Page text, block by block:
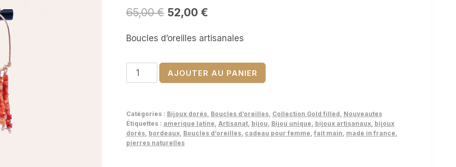
65,00€ 52,00 €
Boucles d’oreilles artisanales
quantité
de
d’oreilles
Hoppi
–
AJOUTER AU PANIER
Catégories : Bijoux dorés, Boucles d’oreilles, Collection Gold filled Nouveautes
Étiquettes : amerique latine Artisanat, bijou Bijou unique bijoux artisanaux, bijoux
dorés, bordeaux, Boucles d’oreilles, cadeau pour femme fait main made in france
pierres naturelles